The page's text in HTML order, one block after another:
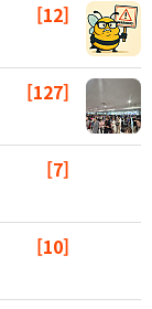
[12]
[127]
[7]
[10]